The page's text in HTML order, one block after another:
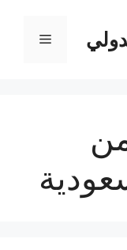
القائمة